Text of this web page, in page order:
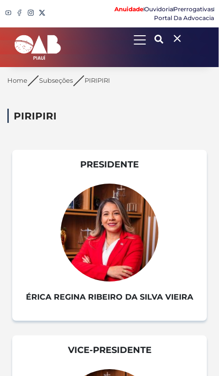
AnuidadeOuvidoriaPrerrogativas
Portal Da Advocacia
Search
Home Subseções PIRIPIRI
PIRIPIRI
PRESIDENTE
ÉRICA REGINA RIBEIRO DA SILVA VIEIRA
VICE-PRESIDENTE